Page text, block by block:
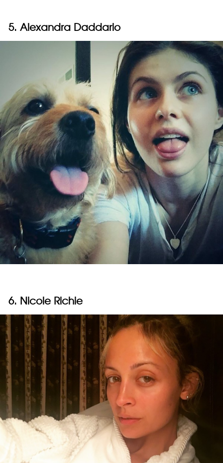
5. Alexandra Daddario
6. Nicole Richie